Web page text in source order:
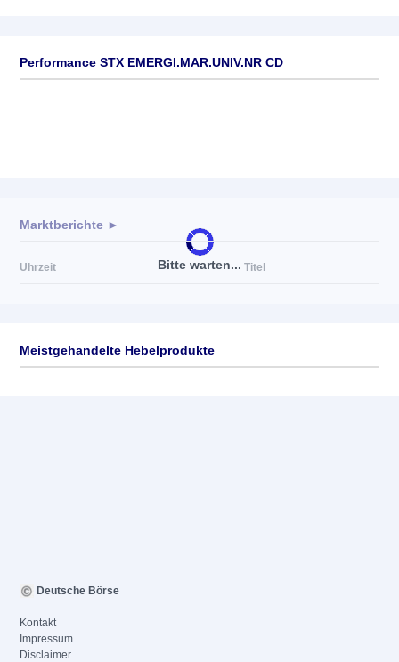
Performance STX EMERGI.MAR.UNIV.NR CD
Bitte warten...
Marktberichte ►
Uhrzeit Titel
Meistgehandelte Hebelprodukte
Deutsche Börse
Kontakt
Impressum
Disclaimer